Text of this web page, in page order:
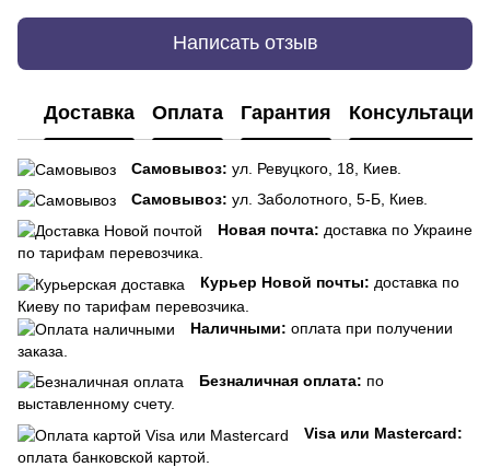
Написать отзыв
Доставка Оплата Гарантия Консультация
Самовывоз: ул. Ревуцкого, 18, Киев.
Самовывоз: ул. Заболотного, 5-Б, Киев.
Новая почта: доставка по Украине
по тарифам перевозчика.
Курьер Новой почты: доставка по
Киеву по тарифам перевозчика.
Наличными: оплата при получении
заказа.
Безналичная оплата: по
выставленному счету.
Visa или Mastercard:
оплата банковской картой.